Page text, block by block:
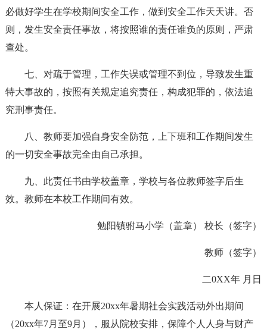
必做好学生在学校期间安全工作，做到安全工作天天讲。否
则，发生安全责任事故，将按照谁的责任谁负的原则，严肃
查处。
七、对疏于管理，工作失误或管理不到位，导致发生重
特大事故的，按照有关规定追究责任，构成犯罪的，依法追
究刑事责任。
八、教师要加强自身安全防范，上下班和工作期间发生
的一切安全事故完全由自己承担。
九、此责任书由学校盖章，学校与各位教师签字后生
效。教师在本校工作期间有效。
勉阳镇驸马小学（盖章） 校长（签字）
教师（签字）
二0XX年 月日
本人保证：在开展20xx年暑期社会实践活动外出期间
（20xx年7月至9月），服从院校安排，保障个人人身与财产